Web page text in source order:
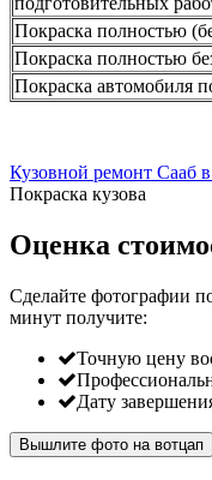
Покраска полностью
Покраска полностью
Покраска автомобиля
Кузовной ремонт Сааб
Покраска кузова
Оценка
Сделайте фотографии
минут получите:
Точную цену
Дату
Вышлите фото на вотцап